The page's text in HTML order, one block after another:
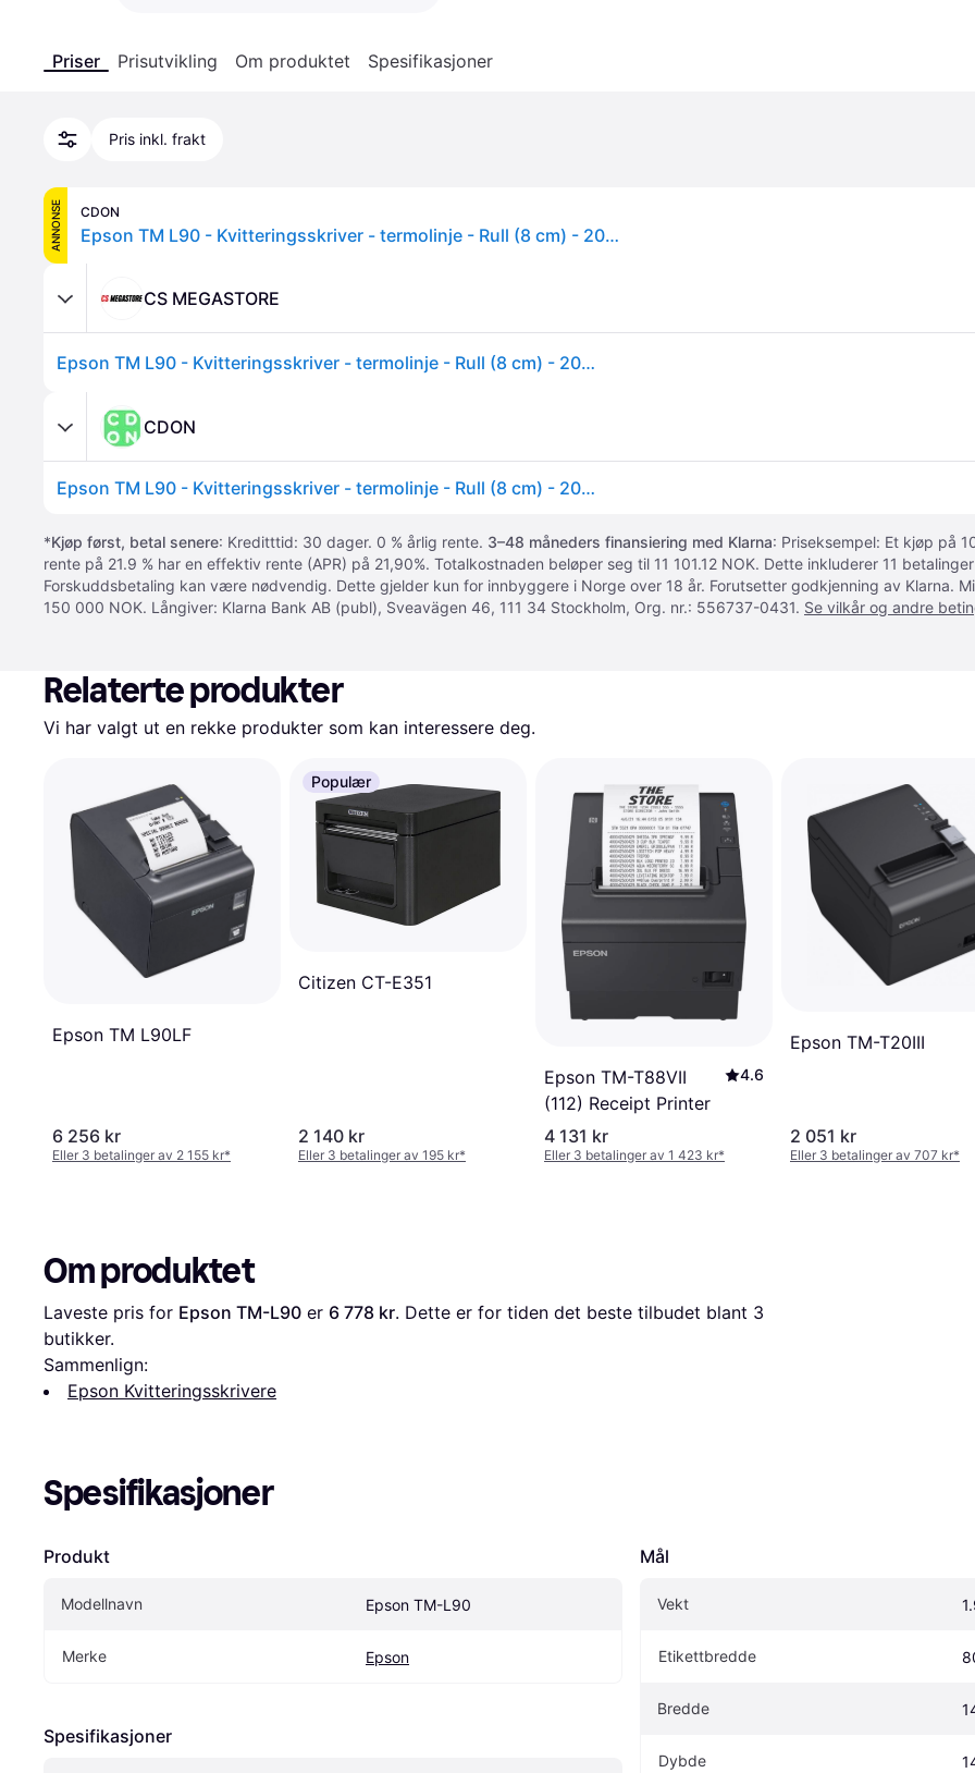
Priser Prisutvikling Om produktet Spesifikasjoner
Pris inkl. frakt
ANNONSE CDON
Epson TM L90 - Kvitteringsskriver - termolinje - Rull (8 cm) - 203 dpi - inntil 150 mm/sek - USB 2.0, seriell - kutter - mørk grå
CS MEGASTORE
Epson TM L90 - Kvitteringsskriver - termolinje - Rull (8 cm) - 203 dpi - inntil 150 mm/sek - USB 2.0, seriell - kutter - mørk grå
CDON
Epson TM L90 - Kvitteringsskriver - termolinje - Rull (8 cm) - 203 dpi - inntil 150 mm/sek - USB 2.0, seriell - kutter - mørk grå
*Kjøp først, betal senere: Kreditttid: 30 dager. 0 % årlig rente. 3–48 måneders finansiering med Klarna: Priseksempel: Et kjøp på
rente på 21.9 % har en effektiv rente (APR) på 21,90%. Totalkostnaden beløper seg til 11 101.12 NOK. Dette inkluderer 11
Forskuddsbetaling kan være nødvendig. Dette gjelder kun for innbyggere i Norge over 18 år. Forutsetter godkjenning av Klarna.
150 000 NOK. Långiver: Klarna Bank AB (publ), Sveavägen 46, 111 34 Stockholm, Org. nr.: 556737-0431. Se vilkår og andre
Relaterte produkter
Vi har valgt ut en rekke produkter som kan interessere deg.
Epson TM L90LF
6 256 kr
Eller 3 betalinger av 2 155 kr*
Populær
Citizen CT-E351
2 140 kr
Eller 3 betalinger av 195 kr*
Epson TM-T88VII
(112) Receipt Printer
4.6
4 131 kr
Eller 3 betalinger av 1 423 kr*
Epson TM-T20III
2 051 kr
Eller 3 betalinger av 707 kr*
Om produktet
Laveste pris for Epson TM-L90 er 6 778 kr. Dette er for tiden det beste tilbudet blant 3
butikker.
Sammenlign:
Epson Kvitteringsskrivere
Spesifikasjoner
Produkt
Modellnavn Epson TM-L90
Merke Epson
Spesifikasjoner
Mål
Vekt
Etikettbredde
Bredde
Dybde